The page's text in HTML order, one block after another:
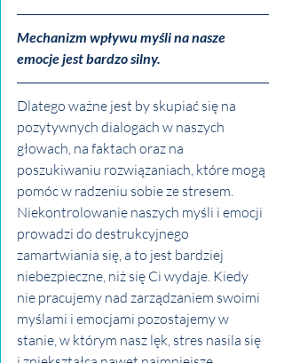
Mechanizm wpływu myśli na nasze
emocje jest bardzo silny.
Dlatego ważne jest by skupiać się na
pozytywnych dialogach w naszych
głowach, na faktach oraz na
poszukiwaniu rozwiązaniach, które mogą
pomóc w radzeniu sobie ze stresem.
Niekontrolowanie naszych myśli i emocji
prowadzi do destrukcyjnego
zamartwiania się, a to jest bardziej
niebezpieczne, niż się Ci wydaje. Kiedy
nie pracujemy nad zarządzaniem swoimi
myślami i emocjami pozostajemy w
stanie, w którym nasz lęk, stres nasila się